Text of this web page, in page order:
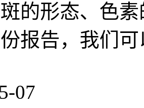
的形态、色
报告，我们
07